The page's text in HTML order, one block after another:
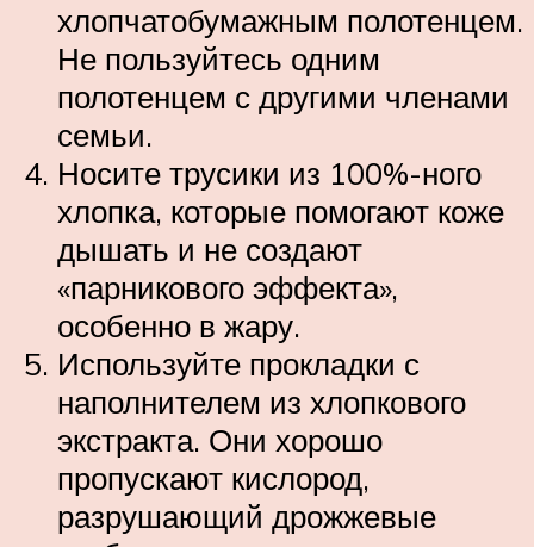
хлопчатобумажным полотенцем.
Не пользуйтесь одним
полотенцем с другими членами
семьи.
Носите трусики из 100%-ного
хлопка, которые помогают коже
дышать и не создают
«парникового эффекта»,
особенно в жару.
Используйте прокладки с
наполнителем из хлопкового
экстракта. Они хорошо
пропускают кислород,
разрушающий дрожжевые